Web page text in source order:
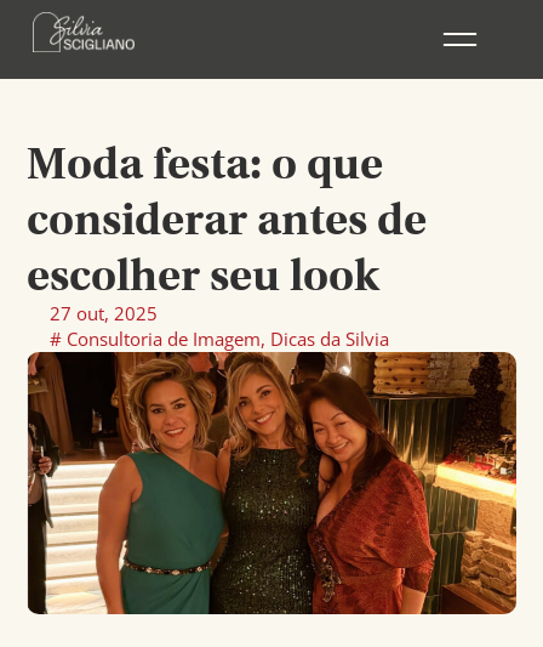
Moda festa: o que
considerar antes de
escolher seu look
27 out, 2025
# Consultoria de Imagem, Dicas da Silvia